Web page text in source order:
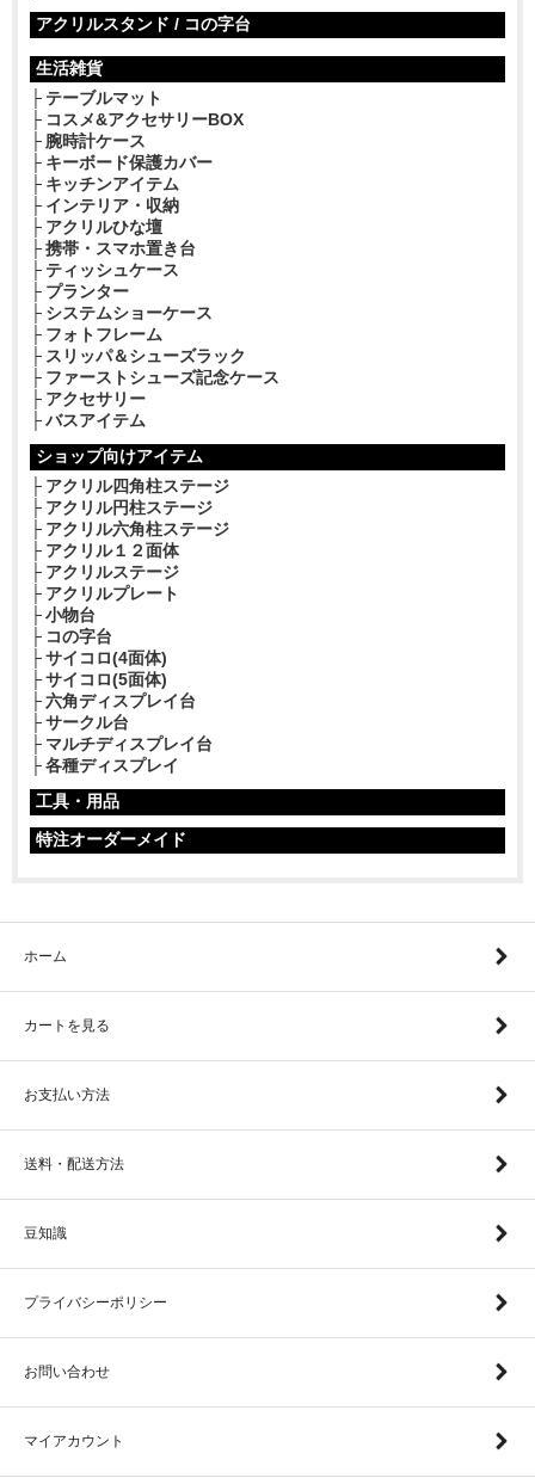
アクリルスタンド / コの字台
生活雑貨
テーブルマット
コスメ&アクセサリーBOX
腕時計ケース
キーボード保護カバー
キッチンアイテム
インテリア・収納
アクリルひな壇
携帯・スマホ置き台
ティッシュケース
プランター
システムショーケース
フォトフレーム
スリッパ＆シューズラック
ファーストシューズ記念ケース
アクセサリー
バスアイテム
ショップ向けアイテム
アクリル四角柱ステージ
アクリル円柱ステージ
アクリル六角柱ステージ
アクリル１２面体
アクリルステージ
アクリルプレート
小物台
コの字台
サイコロ(4面体)
サイコロ(5面体)
六角ディスプレイ台
サークル台
マルチディスプレイ台
各種ディスプレイ
工具・用品
特注オーダーメイド
ホーム
カートを見る
お支払い方法
送料・配送方法
豆知識
プライバシーポリシー
お問い合わせ
マイアカウント